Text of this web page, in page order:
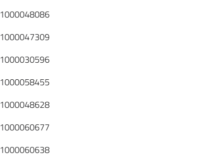
1000048086
1000047309
1000030596
1000058455
1000048628
1000060677
1000060638